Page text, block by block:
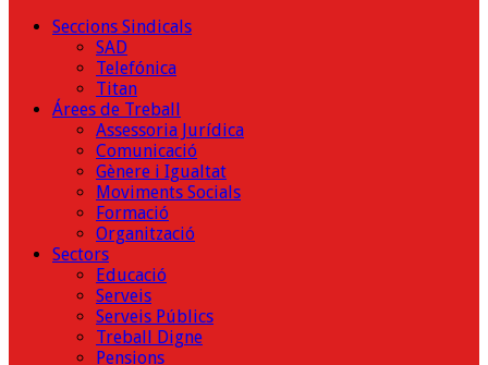
Seccions Sindicals
SAD
Telefónica
Titan
Árees de Treball
Assessoria Jurídica
Comunicació
Gènere i Igualtat
Moviments Socials
Formació
Organització
Sectors
Educació
Serveis
Serveis Públics
Treball Digne
Pensions